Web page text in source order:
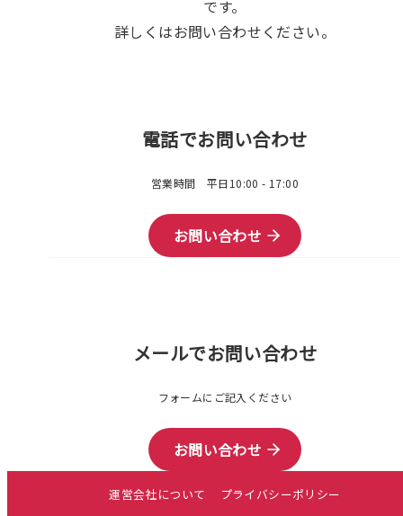
です。
詳しくはお問い合わせください。
電話でお問い合わせ
営業時間 平日10:00 - 17:00
お問い合わせ
メールでお問い合わせ
フォームにご記入ください
お問い合わせ
運営会社について
プライバシーポリシー